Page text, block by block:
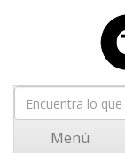
Menú